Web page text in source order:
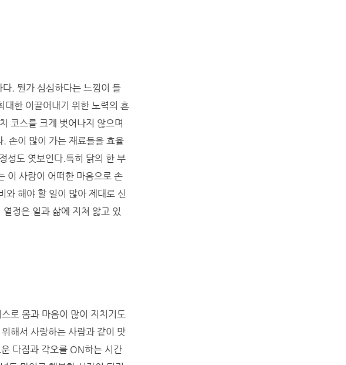
. 뭔가 심심하다는 느낌이 들
한 이끌어내기 위한 노력의 흔
코스를 크게 벗어나지 않으며
손이 많이 가는 재료들을 효율
성도 엿보인다.특히 닭의 한 부
이 사람이 어떠한 마음으로 손
와 해야 할 일이 많아 제대로 신
정은 일과 삶에 지쳐 앓고 있
로 몸과 마음이 많이 지치기도
해서 사랑하는 사람과 같이 맛
다짐과 각오를 ON하는 시간